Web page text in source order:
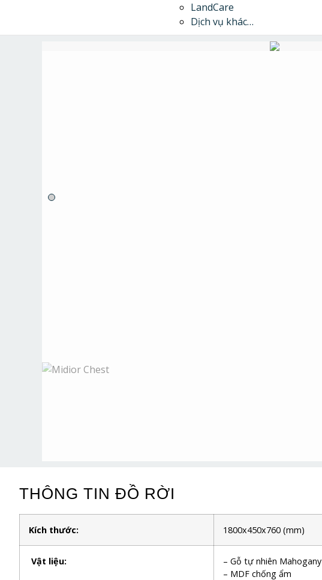
LandCare
Dịch vụ khác…
THÔNG TIN ĐỒ RỜI
Kích thước: 1800x450x760 (mm)
Vật liệu:
– Gỗ tự nhiên Mahogany
– MDF chống ẩm